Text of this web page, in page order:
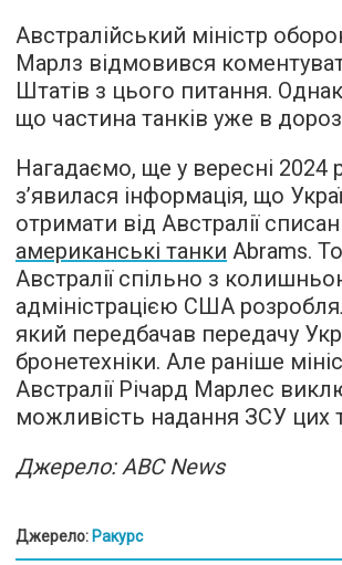
Австралійський міністр
Марлз відмовився
Штатів з цього питання.
що частина танків уже в
Нагадаємо, ще у вересні 2024
з’явилася інформація, що
отримати від Австралії
американські танки Abrams.
Австралії спільно з
адміністрацією США
який передбачав передачу
бронетехніки. Але раніше
Австралії Річард Марлес
можливість надання ЗСУ цих
Джерело: ABC News
Джерело: Ракурс